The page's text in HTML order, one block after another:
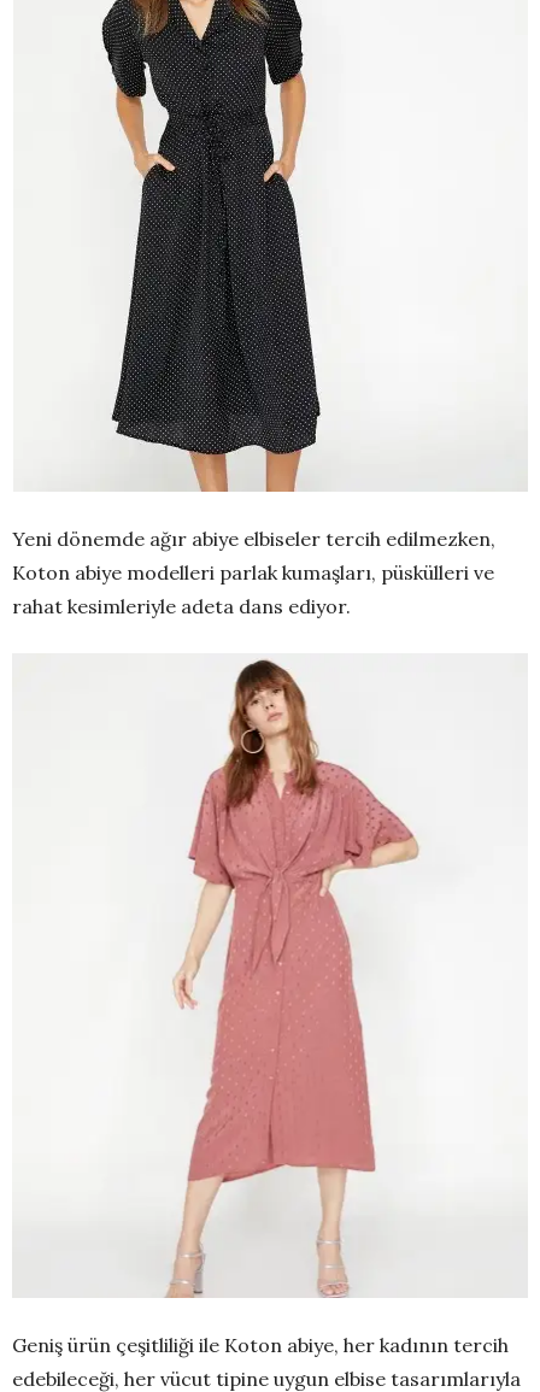
Yeni dönemde ağır abiye elbiseler tercih edilmezken,
Koton abiye modelleri parlak kumaşları, püskülleri ve
rahat kesimleriyle adeta dans ediyor.
Geniş ürün çeşitliliği ile Koton abiye, her kadının tercih
edebileceği, her vücut tipine uygun elbise tasarımlarıyla